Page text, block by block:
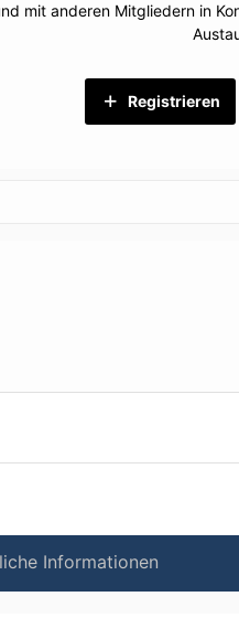
mit anderen Mitgliedern in
Registrieren
Informationen